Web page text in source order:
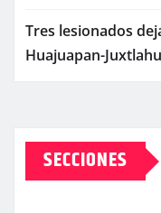
Tres lesionados
Huajuapan-
SECCIONES